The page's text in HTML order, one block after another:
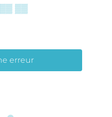
▒▒
erreur